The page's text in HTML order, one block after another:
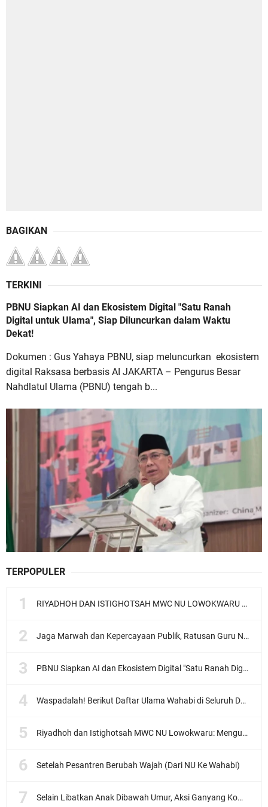
BAGIKAN
TERKINI
PBNU Siapkan AI dan Ekosistem Digital "Satu Ranah
Digital untuk Ulama", Siap Diluncurkan dalam Waktu
Dekat!
Dokumen : Gus Yahaya PBNU, siap meluncurkan ekosistem
digital Raksasa berbasis AI JAKARTA – Pengurus Besar
Nahdlatul Ulama (PBNU) tengah b...
TERPOPULER
RIYADHOH DAN ISTIGHOTSAH MWC NU LOWOKWARU Menyambut Muktamar NU ke-35, Meneguhkan Sanad Laku Para Muassis
Jaga Marwah dan Kepercayaan Publik, Ratusan Guru Ngaji Kota Malang Serukan Deklarasi Ramah Anak
PBNU Siapkan AI dan Ekosistem Digital "Satu Ranah Digital untuk Ulama", Siap Diluncurkan dalam Waktu Dekat!
Waspadalah! Berikut Daftar Ulama Wahabi di Seluruh Dunia dan Karya-karyanya
Riyadhoh dan Istighotsah MWC NU Lowokwaru: Menguatkan Doa, Menjalin Ukhuwah Menyambut Muktamar NU ke-35
Setelah Pesantren Berubah Wajah (Dari NU Ke Wahabi)
Selain Libatkan Anak Dibawah Umur, Aksi Ganyang Komunis Jadi Sorotan Karena Ada Narasi Halal Sembelih Orang